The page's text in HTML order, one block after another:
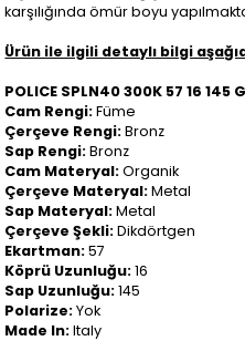
karşılığında ömür boyu
Ürün ile ilgili detaylı bilgi
POLICE SPLN40 300K 57 16 145
Cam Rengi:Füme
Çerçeve Rengi:Bronz
Sap Rengi:Bronz
Cam Materyal:Organik
Çerçeve Materyal:Metal
Sap Materyal:Metal
Çerçeve Şekli:Dikdörtgen
Ekartman:57
Köprü Uzunluğu:16
Sap Uzunluğu:145
Polarize:Yok
Made In:Italy